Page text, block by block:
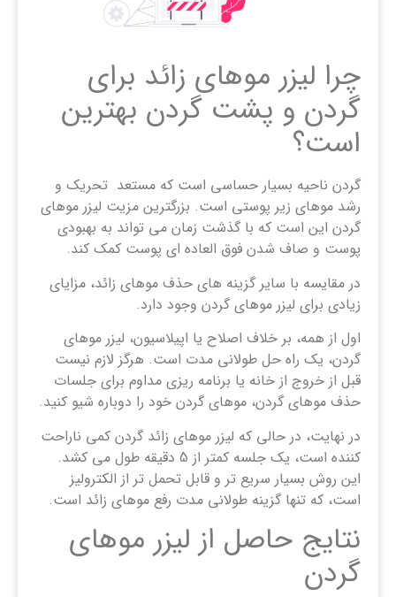
چرا لیزر موهای زائد برای
گردن و پشت گردن بهترین
است؟
گردن ناحیه بسیار حساسی است که مستعد تحریک و
رشد موهای زیر پوستی است. بزرگترین مزیت لیزر موهای
گردن این است که با گذشت زمان می تواند به بهبودی
پوست و صاف شدن فوق العاده ای پوست کمک کند.
در مقایسه با سایر گزینه های حذف موهای زائد، مزایای
زیادی برای لیزر موهای گردن وجود دارد.
اول از همه، بر خلاف اصلاح یا اپیلاسیون، لیزر موهای
گردن، یک راه حل طولانی مدت است. هرگز لازم نیست
قبل از خروج از خانه یا برنامه ریزی مداوم برای جلسات
حذف موهای گردن، موهای گردن خود را دوباره شیو کنید.
در نهایت، در حالی که لیزر موهای زائد گردن کمی ناراحت
کننده است، یک جلسه کمتر از 5 دقیقه طول می کشد.
این روش بسیار سریع ‌تر و قابل تحمل ‌تر از الکترولیز
است، که تنها گزینه طولانی‌ مدت رفع موهای زائد است.
نتایج حاصل از لیزر موهای
گردن